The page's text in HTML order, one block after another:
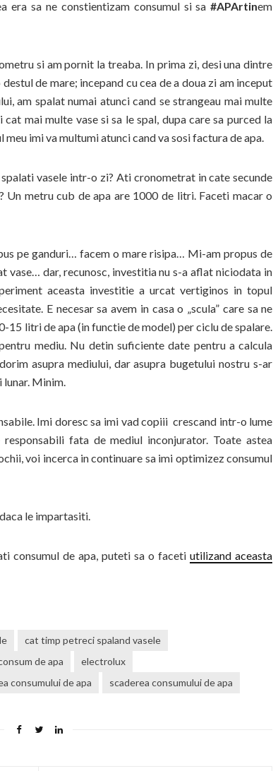
era sa ne constientizam consumul si sa#APArtinem
si am pornit la treaba. In prima zi, desi una dintre
de mare; incepand cu cea de a doua zi am inceput
am spalat numai atunci cand se strangeau mai multe
mai multe vase si sa le spal, dupa care sa purced la
imi va multumi atunci cand va sosi factura de apa.
vasele intr-o zi? Ati cronometrat in cate secunde
metru cub de apa are 1000 de litri. Faceti macar o
pe ganduri… facem o mare risipa… Mi-am propus de
vase… dar, recunosc, investitia nu s-a aflat niciodata in
aceasta investitie a urcat vertiginos in topul
E necesar sa avem in casa o „scula” care sa ne
15 litri de apa (in functie de model) per ciclu de spalare.
mediu. Nu detin suficiente date pentru a calcula
asupra mediului, dar asupra bugetului nostru s-ar
lunar. Minim.
Imi doresc sa imi vad copiii crescand intr-o lume
fata de mediul inconjurator. Toate astea
voi incerca in continuare sa imi optimizez consumul
le impartasiti.
consumul de apa, puteti sa o facetiutilizand aceasta
cat timp petreci spaland vasele
de apa
electrolux
consumului de apa scaderea consumului de apa